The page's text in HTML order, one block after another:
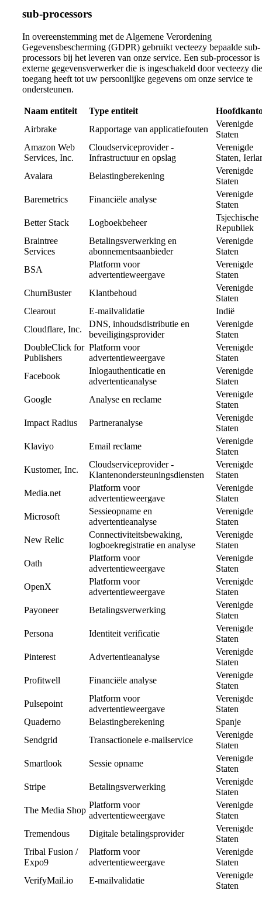
sub-processors
In overeenstemming met de Algemene Verordening
Gegevensbescherming (GDPR) gebruikt vecteezy bepaalde sub-
processors bij het leveren van onze service. Een sub-processor is
externe gegevensverwerker die is ingeschakeld door vecteezy die
toegang heeft tot uw persoonlijke gegevens om onze service te
ondersteunen.
Naam entiteit Type entiteit
Airbrake
Rapportage van applicatiefouten
Verenigde
Staten
Amazon Web
Services, Inc.
Cloudserviceprovider -
Infrastructuur en opslag
Verenigde
Staten,
Avalara
Belastingberekening
Verenigde
Staten
Baremetrics
Financiële analyse
Verenigde
Staten
Better Stack
Logboekbeheer
Tsjechische
Republiek
Braintree
Services
Betalingsverwerking en
abonnementsaanbieder
Verenigde
Staten
BSA
Platform voor
advertentieweergave
Verenigde
Staten
ChurnBuster
Klantbehoud
Verenigde
Staten
Clearout
E-mailvalidatie
Indië
Cloudflare, Inc.
DNS, inhoudsdistributie en
beveiligingsprovider
Verenigde
Staten
DoubleClick for
Publishers
Platform voor
advertentieweergave
Verenigde
Staten
Facebook
Inlogauthenticatie en
advertentieanalyse
Verenigde
Staten
Google
Analyse en reclame
Verenigde
Staten
Impact Radius
Partneranalyse
Verenigde
Staten
Klaviyo
Email reclame
Verenigde
Staten
Kustomer, Inc.
Cloudserviceprovider -
Klantenondersteuningsdiensten
Verenigde
Staten
Media.net
Platform voor
advertentieweergave
Verenigde
Staten
Microsoft
Sessieopname en
advertentieanalyse
Verenigde
Staten
New Relic
Connectiviteitsbewaking,
logboekregistratie en analyse
Verenigde
Staten
Oath
Platform voor
advertentieweergave
Verenigde
Staten
OpenX
Platform voor
advertentieweergave
Verenigde
Staten
Payoneer
Betalingsverwerking
Verenigde
Staten
Persona
Identiteit verificatie
Verenigde
Staten
Pinterest
Advertentieanalyse
Verenigde
Staten
Profitwell
Financiële analyse
Verenigde
Staten
Pulsepoint
Platform voor
advertentieweergave
Verenigde
Staten
Quaderno
Belastingberekening
Spanje
Sendgrid
Transactionele e-mailservice
Verenigde
Staten
Smartlook
Sessie opname
Verenigde
Staten
Stripe
Betalingsverwerking
Verenigde
Staten
The Media Shop
Platform voor
advertentieweergave
Verenigde
Staten
Tremendous
Digitale betalingsprovider
Verenigde
Staten
Tribal Fusion /
Expo9
Platform voor
advertentieweergave
Verenigde
Staten
VerifyMail.io
E-mailvalidatie
Verenigde
Staten